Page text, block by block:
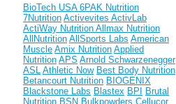
BioTech USA 6PAK Nutrition
7Nutrition Activevites ActivLab
ActiWay Nutrition Allmax Nutrition
AllNutrition AllSports Labs American
Muscle Amix Nutrition Applied
Nutrition APS Arnold Schwarzenegger
ASL Athletic Now Best Body Nutrition
Betancourt Nutrition BIOGENIX
Blackstone Labs Blastex BPI
Brutal
Nutrition BSN Bulkpowders Cellucor